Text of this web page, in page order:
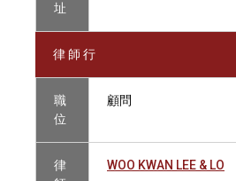
址
律 師 行
職
位
顧問
律
WOO KWAN LEE & LO